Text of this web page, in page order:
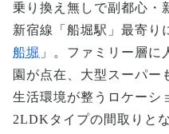
乗り換え無しで副都心・
新宿線「船堀駅」最寄り
船堀 」。ファミリー層に
園が点在、大型スーパー
生活環境が整うロケーシ
2LDKタイプの間取りと